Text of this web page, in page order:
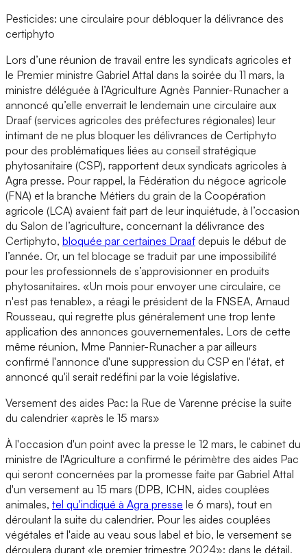
Pesticides: une circulaire pour débloquer la délivrance des
certiphyto
Lors d’une réunion de travail entre les syndicats agricoles et
le Premier ministre Gabriel Attal dans la soirée du 11 mars, la
ministre déléguée à l’Agriculture Agnès Pannier-Runacher a
annoncé qu’elle enverrait le lendemain une circulaire aux
Draaf (services agricoles des préfectures régionales) leur
intimant de ne plus bloquer les délivrances de Certiphyto
pour des problématiques liées au conseil stratégique
phytosanitaire (CSP), rapportent deux syndicats agricoles à
Agra presse. Pour rappel, la Fédération du négoce agricole
(FNA) et la branche Métiers du grain de la Coopération
agricole (LCA) avaient fait part de leur inquiétude, à l’occasion
du Salon de l’agriculture, concernant la délivrance des
Certiphyto, bloquée par certaines Draaf depuis le début de
l’année. Or, un tel blocage se traduit par une impossibilité
pour les professionnels de s’approvisionner en produits
phytosanitaires. «Un mois pour envoyer une circulaire, ce
n'est pas tenable», a réagi le président de la FNSEA, Arnaud
Rousseau, qui regrette plus généralement une trop lente
application des annonces gouvernementales. Lors de cette
même réunion, Mme Pannier-Runacher a par ailleurs
confirmé l'annonce d'une suppression du CSP en l'état, et
annoncé qu'il serait redéfini par la voie législative.
Versement des aides Pac: la Rue de Varenne précise la suite
du calendrier «après le 15 mars»
À l'occasion d'un point avec la presse le 12 mars, le cabinet du
ministre de l'Agriculture a confirmé le périmètre des aides Pac
qui seront concernées par la promesse faite par Gabriel Attal
d'un versement au 15 mars (DPB, ICHN, aides couplées
animales, tel qu'indiqué à Agra presse le 6 mars), tout en
déroulant la suite du calendrier. Pour les aides couplées
végétales et l'aide au veau sous label et bio, le versement se
déroulera durant «le premier trimestre 2024»: dans le détail,